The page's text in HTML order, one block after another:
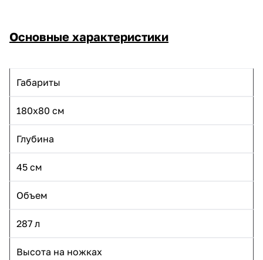
Основные характеристики
Габариты
180х80 см
Глубина
45 см
Объем
287 л
Высота на ножках